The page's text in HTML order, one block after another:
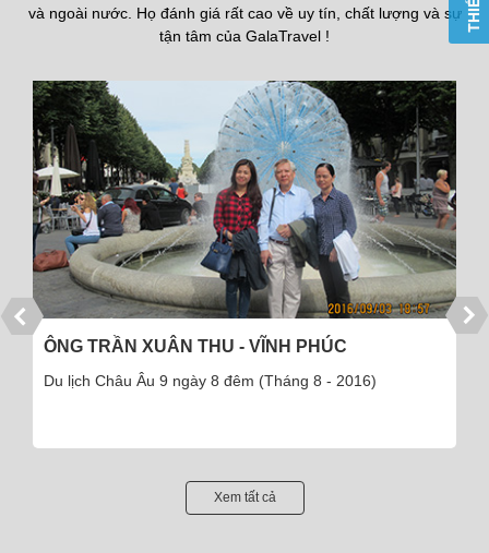
và ngoài nước. Họ đánh giá rất cao về uy tín, chất lượng và sự
tận tâm của GalaTravel !
ÔNG TRẦN XUÂN THU - VĨNH PHÚC
Du lịch Châu Âu 9 ngày 8 đêm (Tháng 8 - 2016)
Xem tất cả